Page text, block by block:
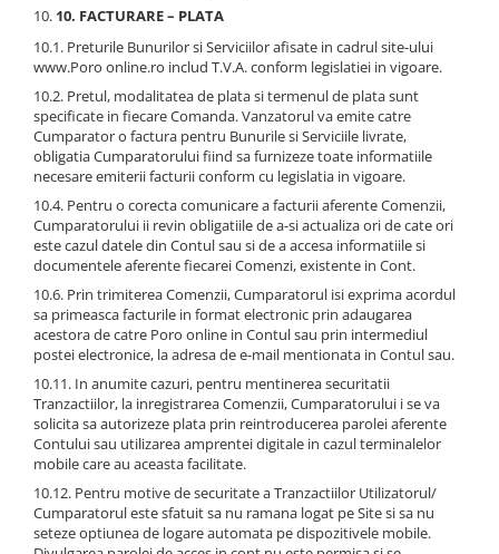
10. FACTURARE – PLATA
10.1. Preturile Bunurilor si Serviciilor afisate in cadrul site-ului
www.Poro online.ro includ T.V.A. conform legislatiei in vigoare.
10.2. Pretul, modalitatea de plata si termenul de plata sunt
specificate in fiecare Comanda. Vanzatorul va emite catre
Cumparator o factura pentru Bunurile si Serviciile livrate,
obligatia Cumparatorului fiind sa furnizeze toate informatiile
necesare emiterii facturii conform cu legislatia in vigoare.
10.4. Pentru o corecta comunicare a facturii aferente Comenzii,
Cumparatorului ii revin obligatiile de a-si actualiza ori de cate ori
este cazul datele din Contul sau si de a accesa informatiile si
documentele aferente fiecarei Comenzi, existente in Cont.
10.6. Prin trimiterea Comenzii, Cumparatorul isi exprima acordul
sa primeasca facturile in format electronic prin adaugarea
acestora de catre Poro online in Contul sau prin intermediul
postei electronice, la adresa de e-mail mentionata in Contul sau.
10.11. In anumite cazuri, pentru mentinerea securitatii
Tranzactiilor, la inregistrarea Comenzii, Cumparatorului i se va
solicita sa autorizeze plata prin reintroducerea parolei aferente
Contului sau utilizarea amprentei digitale in cazul terminalelor
mobile care au aceasta facilitate.
10.12. Pentru motive de securitate a Tranzactiilor Utilizatorul/
Cumparatorul este sfatuit sa nu ramana logat pe Site si sa nu
seteze optiunea de logare automata pe dispozitivele mobile.